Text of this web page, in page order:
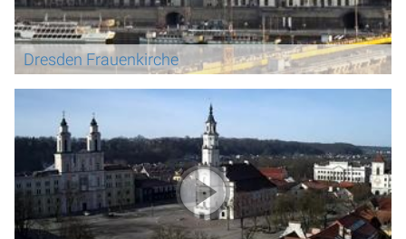
Dresden Frauenkirche